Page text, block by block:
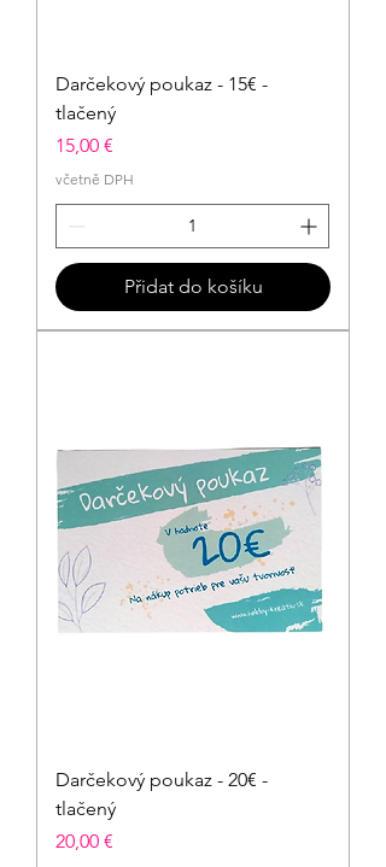
Darčekový poukaz - 15€ -
tlačený
Cena
15,00 €
včetně DPH
Přidat do košíku
Darčekový poukaz - 20€ -
tlačený
Cena
20,00 €